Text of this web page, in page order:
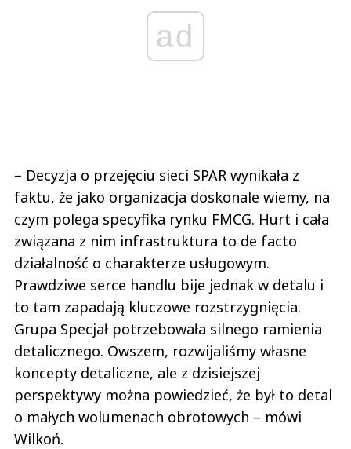
ad
– Decyzja o przejęciu sieci SPAR wynikała z
faktu, że jako organizacja doskonale wiemy, na
czym polega specyfika rynku FMCG. Hurt i cała
związana z nim infrastruktura to de facto
działalność o charakterze usługowym.
Prawdziwe serce handlu bije jednak w detalu i
to tam zapadają kluczowe rozstrzygnięcia.
Grupa Specjał potrzebowała silnego ramienia
detalicznego. Owszem, rozwijaliśmy własne
koncepty detaliczne, ale z dzisiejszej
perspektywy można powiedzieć, że był to detal
o małych wolumenach obrotowych – mówi
Wilkoń.